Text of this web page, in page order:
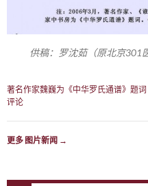
供稿：罗沈茹（原北京
著名作家魏巍为《中华罗氏通谱》题词
评论
更多 图片新闻 →